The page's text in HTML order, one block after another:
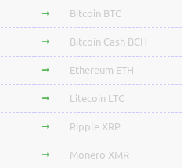
Bitcoin BTC
Bitcoin Cash BCH
Ethereum ETH
Litecoin LTC
Ripple XRP
Monero XMR